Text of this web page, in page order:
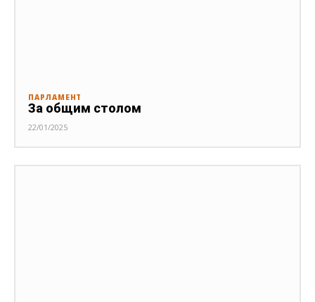
ПАРЛАМЕНТ
За общим столом
22/01/2025